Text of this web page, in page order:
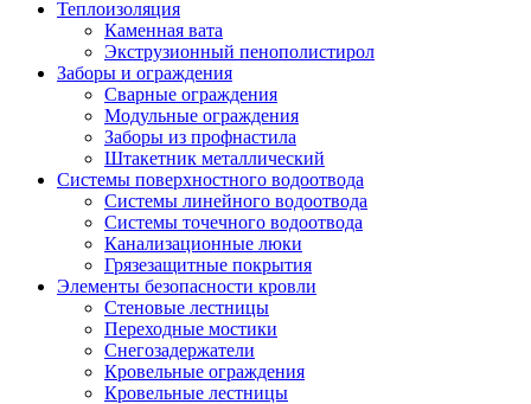
Теплоизоляция
Каменная вата
Экструзионный пенополистирол
Заборы и ограждения
Сварные ограждения
Модульные ограждения
Заборы из профнастила
Штакетник металлический
Системы поверхностного водоотвода
Системы линейного водоотвода
Системы точечного водоотвода
Канализационные люки
Грязезащитные покрытия
Элементы безопасности кровли
Стеновые лестницы
Переходные мостики
Снегозадержатели
Кровельные ограждения
Кровельные лестницы